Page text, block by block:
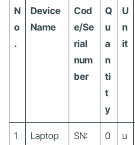
N
o
.
Device
Name
Cod
e/Se
rial
num
ber
Q
u
a
n
ti
t
y
U
n
it
1
Laptop
SN:
0
u